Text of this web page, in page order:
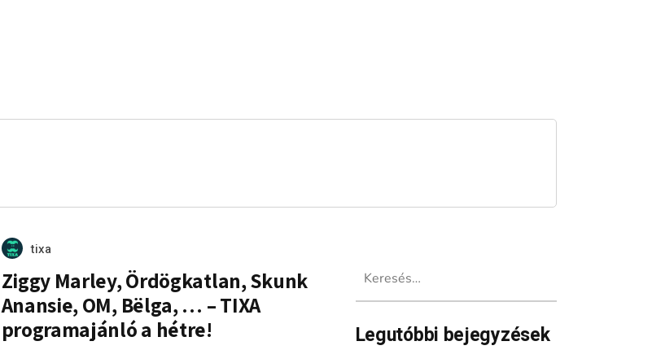
tixa
Ziggy Marley, Ördögkatlan, Skunk
Anansie, OM, Bëlga, … – TIXA
programajánló a hétre!
Legutóbbi bejegyzések